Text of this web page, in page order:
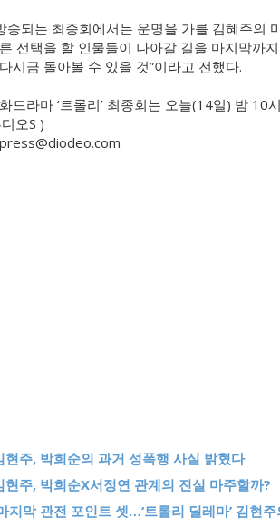
송되는 최종회에서는 운명을 가를 김혜주의
선택을 할 인물들이 나아갈 길을 마지막까
시금 돌아볼 수 있을 것”이라고 전했다.
드라마 ‘트롤리’ 최종회는 오늘(14일) 밤 10
오S )
press@diodeo.com
현주, 박희순의 과거 성폭행 사실 밝혔다
현주, 박희순X서정연 관계의 진실 마주할까?
지막 관전 포인트 셋…‘트롤리 딜레마’ 김현